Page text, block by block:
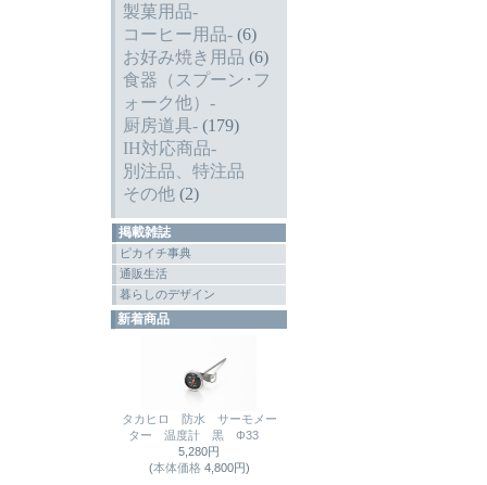
製菓用品-
コーヒー用品- (6)
お好み焼き用品 (6)
食器（スプーン･フ
ォーク他）-
厨房道具- (179)
IH対応商品-
別注品、特注品
その他 (2)
掲載雑誌
ピカイチ事典
通販生活
暮らしのデザイン
新着商品
タカヒロ 防水 サーモメー
ター 温度計 黒 Φ33
5,280円
(本体価格4,800円)